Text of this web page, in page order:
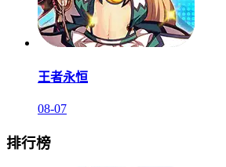
王者永恒
08-07
排行榜